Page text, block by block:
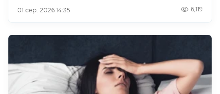
01 сер. 2026 14:35 6,119